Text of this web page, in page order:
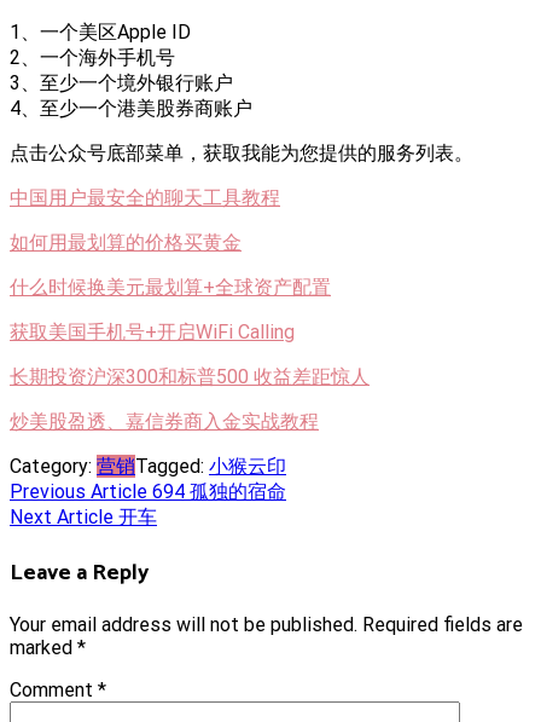
1、一个美区Apple ID
2、一个海外手机号
3、至少一个境外银行账户
4、至少一个港美股券商账户
点击公众号底部菜单，获取我能为您提供的服务列表。
中国用户最安全的聊天工具教程
如何用最划算的价格买黄金
什么时候换美元最划算+全球资产配置
获取美国手机号+开启WiFi Calling
长期投资沪深300和标普500 收益差距惊人
炒美股盈透、嘉信券商入金实战教程
Category: 营销Tagged: 小猴云印
Post
Previous Article 694 孤独的宿命
Next Article 开车
Leave a Reply
Your email address will not be published. Required fields are
marked *
Comment *